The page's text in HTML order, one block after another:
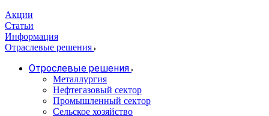
Акции
Статьи
Информация
Отраслевые решения
Отрослевые решения
Металлургия
Нефтегазовый сектор
Промышленный сектор
Сельское хозяйство